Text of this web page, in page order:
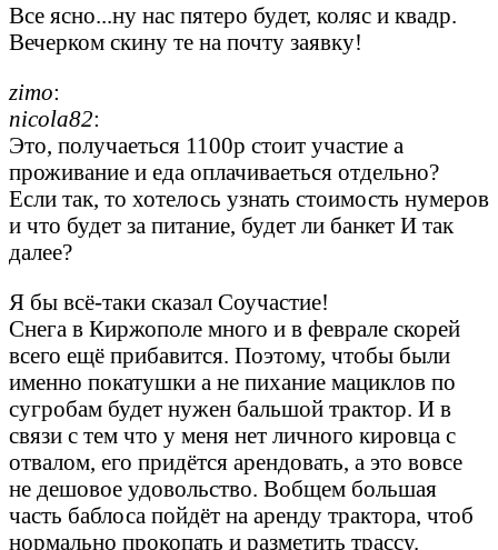
Все ясно...ну нас пятеро будет, коляс и квадр.
Вечерком скину те на почту заявку!
zimo:
nicola82:
Это, получаеться 1100р стоит участие а
проживание и еда оплачиваеться отдельно?
Если так, то хотелось узнать стоимость нумеров
и что будет за питание, будет ли банкет И так
далее?
Я бы всё-таки сказал Соучастие!
Снега в Киржополе много и в феврале скорей
всего ещё прибавится. Поэтому, чтобы были
именно покатушки а не пихание мациклов по
сугробам будет нужен бальшой трактор. И в
связи с тем что у меня нет личного кировца с
отвалом, его придётся арендовать, а это вовсе
не дешовое удовольство. Вобщем большая
часть баблоса пойдёт на аренду трактора, чтоб
нормально прокопать и разметить трассу.